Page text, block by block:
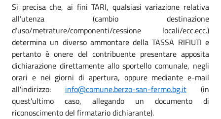
Si precisa che, ai fini TARI, qualsiasi variazione relativa
all’utenza (cambio destinazione
d’uso/metrature/componenti/cessione locali/ecc.ecc.)
determina un diverso ammontare della TASSA RIFIUTI e
pertanto è onere del contribuente presentare apposita
dichiarazione direttamente allo sportello comunale, negli
orari e nei giorni di apertura, oppure mediante e-mail
all'indirizzo: info@comune.berzo-san-fermo.bg.it (in
quest'ultimo caso, allegando un documento di
riconoscimento del firmatario dichiarante).